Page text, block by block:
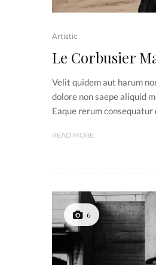
Artistic
Le Corbusier
Velit quidem aut harum
dolore non saepe aliquid
Eaque rerum consequatur
READ MORE
6